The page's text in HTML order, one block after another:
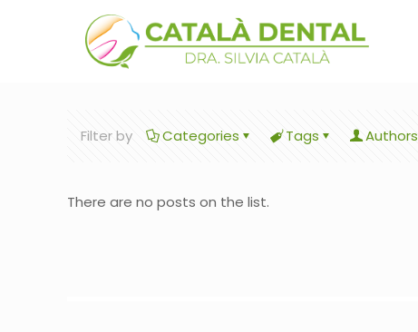
Filter by Categories Tags Authors
There are no posts on the list.